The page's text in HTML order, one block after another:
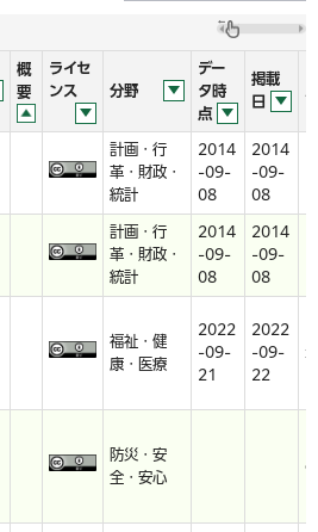
概
要
ライセ
ンス
分野
デー
タ時
点
掲載
日
計画・行
革・財政・
統計
2014
-09-
08
2014
-09-
08
計画・行
革・財政・
統計
2014
-09-
08
2014
-09-
08
福祉・健
康・医療
2022
-09-
21
2022
-09-
22
防災・安
全・安心